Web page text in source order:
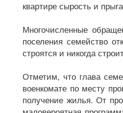
квартире сырость и
Многочисленные
поселения семейство
строятся и никогда
Отметим, что глава
военкомате по месту
получение жилья. От